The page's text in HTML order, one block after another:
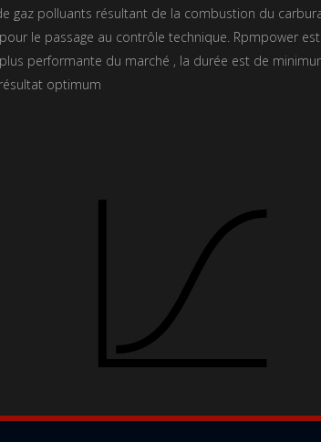
gaz polluants résultant de la combustion du
le passage au contrôle technique. Rpmpower
performante du marché , la durée est de
optimum